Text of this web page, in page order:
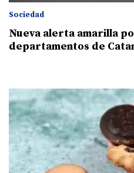
Sociedad
Nueva alerta amarilla
departamentos de